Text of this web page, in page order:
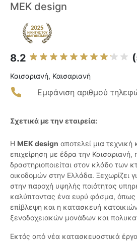
MEK design
8.2
Καισαριανή, Καισαριανή
Εμφάνιση αριθμού
Σχετικά με την εταιρεία:
Η MEK design αποτελεί μια
επιχείρηση με έδρα την Καισαριανή,
δραστηριοποιείται στον κλάδο των
οικοδομών στην Ελλάδα. Ξεχωρίζει
στην παροχή υψηλής ποιότητας
καλύπτοντας ένα ευρύ φάσμα, όπως
επίβλεψη και η κατασκευή
ξενοδοχειακών μονάδων και
Εκτός από νέα κατασκευαστικά